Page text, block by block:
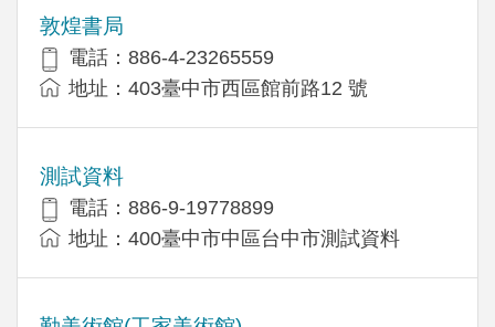
敦煌書局
電話：886-4-23265559
地址：403臺中市西區館前路12 號
測試資料
電話：886-9-19778899
地址：400臺中市中區台中市測試資料